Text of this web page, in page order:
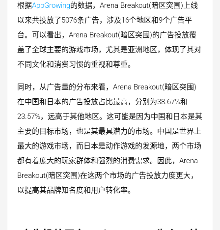
根据AppGrowing的数据，Arena Breakout(暗区突围)上线
以来共投放了5076条广告，涉及16个地区和9个广告平
台。可以看出，Arena Breakout(暗区突围)的广告投放覆
盖了全球主要的游戏市场，尤其是亚洲地区，体现了其对
不同文化和消费习惯的重视和尊重。
同时，从广告量的分布来看，Arena Breakout(暗区突围)
在中国和日本的广告投放占比最高，分别为38.67%和
23.57%，远高于其他地区。这可能是因为中国和日本是其
主要的目标市场，也是其最具潜力的市场。中国是世界上
最大的游戏市场，而日本是动作游戏的发源地，两个市场
都有着庞大的玩家群体和强烈的消费需求。因此，Arena
Breakout(暗区突围)在这两个市场的广告投放力度更大，
以提高其品牌知名度和用户转化率。